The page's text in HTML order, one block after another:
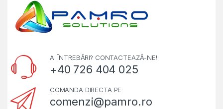
AI ÎNTREBĂRI? CONTACTEAZĂ-NE!
+40 726 404 025
COMANDA DIRECTA PE
comenzi@pamro.ro